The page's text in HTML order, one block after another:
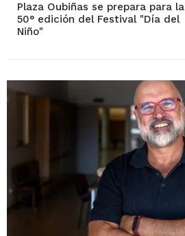
Plaza Oubiñas se prepara para la
50° edición del Festival "Día del
Niño"